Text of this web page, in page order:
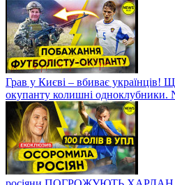
Грав у Києві – вбиває українців!
окупанту колишні одноклубники.